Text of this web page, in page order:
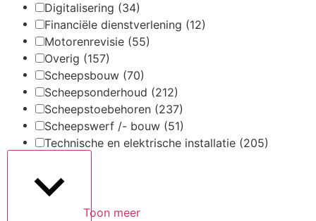
Digitalisering (34)
Financiële dienstverlening (12)
Motorenrevisie (55)
Overig (157)
Scheepsbouw (70)
Scheepsonderhoud (212)
Scheepstoebehoren (237)
Scheepswerf /- bouw (51)
Technische en elektrische installatie (205)
Toon meer